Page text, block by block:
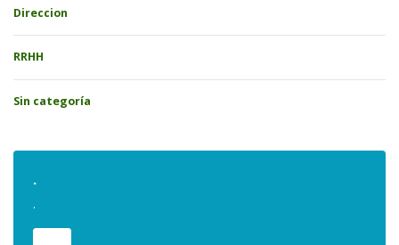
Direccion
RRHH
Sin categoría
.
.